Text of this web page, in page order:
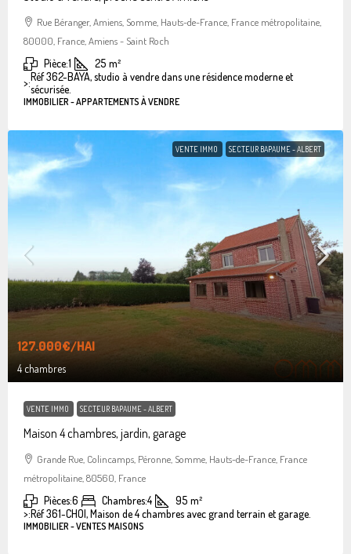
Rue Béranger, Amiens, Somme, Hauts-de-France, France métropolitaine,
80000, France, Amiens - Saint Roch
Pièce:1 25 m²
>:Réf 362-BAYA, studio à vendre dans une résidence moderne et
sécurisée.
IMMOBILIER - APPARTEMENTS À VENDRE
VENTE IMMO SECTEUR BAPAUME - ALBERT
127.000€/HAI
4 chambres
VENTE IMMO SECTEUR BAPAUME - ALBERT
Maison 4 chambres, jardin, garage
Grande Rue, Colincamps, Péronne, Somme, Hauts-de-France, France
métropolitaine, 80560, France
Pièces:6 Chambres:4 95 m²
>:Réf 361-CHOI, Maison de 4 chambres avec grand terrain et garage.
IMMOBILIER - VENTES MAISONS